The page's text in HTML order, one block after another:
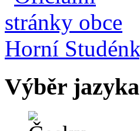
Výběr jazyka